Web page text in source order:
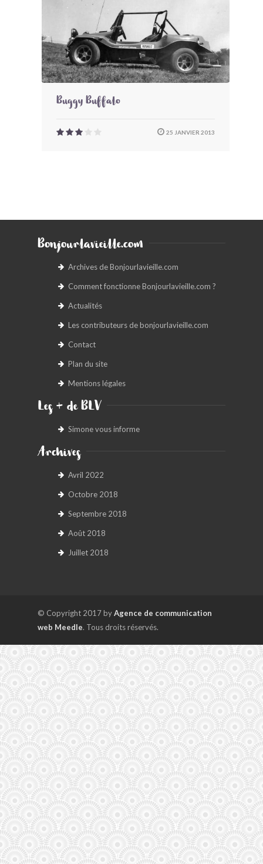
Buggy Buffalo
25 JANVIER 2013
Bonjourlavieille.com
Archives de Bonjourlavieille.com
Comment fonctionne Bonjourlavieille.com ?
Actualités
Les contributeurs de bonjourlavieille.com
Contact
Plan du site
Mentions légales
Les + de BLV
Simone vous informe
Archives
Avril 2022
Octobre 2018
Septembre 2018
Août 2018
Juillet 2018
© Copyright 2017 byAgence de communication
web Meedle. Tous droits réservés.